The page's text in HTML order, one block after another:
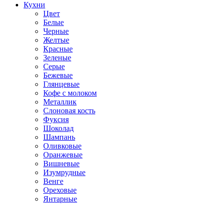
Кухни
Цвет
Белые
Черные
Желтые
Красные
Зеленые
Серые
Бежевые
Глянцевые
Кофе с молоком
Металлик
Слоновая кость
Фуксия
Шоколад
Шампань
Оливковые
Оранжевые
Вишневые
Изумрудные
Венге
Ореховые
Янтарные